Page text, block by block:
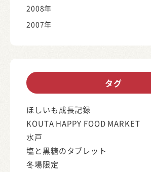
2008年
2007年
タグ
ほしいも成長記録
KOUTA HAPPY FOOD MARKET
水戸
塩と黒糖のタブレット
冬場限定